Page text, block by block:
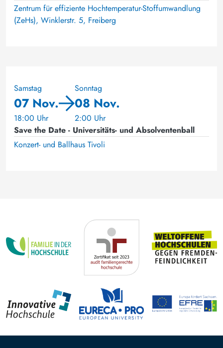
Zentrum für effiziente Hochtemperatur-Stoffumwandlung
(ZeHs), Winklerstr. 5, Freiberg
Samstag
07 Nov.
18:00 Uhr
Sonntag
08 Nov.
2:00 Uhr
Save the Date - Universitäts- und Absolventenball
Konzert- und Ballhaus Tivoli